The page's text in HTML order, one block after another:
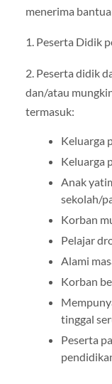
menerima
1. Peserta Didik
2. Peserta didik
dan/atau
termasuk:
Keluarga
Keluarga
Anak
sekolah/
Korban
Pelajar
Alami
Korban
tinggal
Peserta